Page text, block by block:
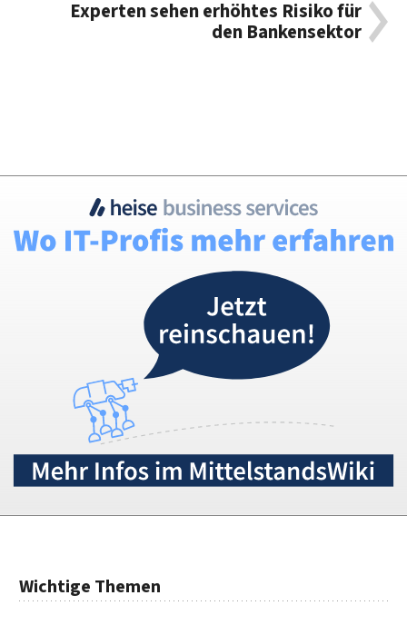
Experten sehen erhöhtes Risiko für
den Bankensektor
Wichtige Themen